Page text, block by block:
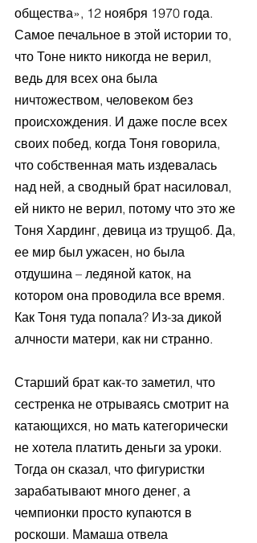
общества», 12 ноября 1970 года.
Самое печальное в этой истории то,
что Тоне никто никогда не верил,
ведь для всех она была
ничтожеством, человеком без
происхождения. И даже после всех
своих побед, когда Тоня говорила,
что собственная мать издевалась
над ней, а сводный брат насиловал,
ей никто не верил, потому что это же
Тоня Хардинг, девица из трущоб. Да,
ее мир был ужасен, но была
отдушина – ледяной каток, на
котором она проводила все время.
Как Тоня туда попала? Из-за дикой
алчности матери, как ни странно.
Старший брат как-то заметил, что
сестренка не отрываясь смотрит на
катающихся, но мать категорически
не хотела платить деньги за уроки.
Тогда он сказал, что фигуристки
зарабатывают много денег, а
чемпионки просто купаются в
роскоши. Мамаша отвела